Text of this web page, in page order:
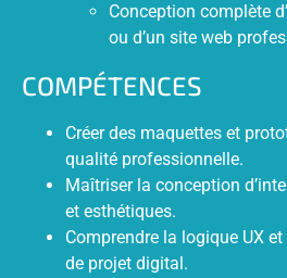
Conception complète
ou d’un site web
COMPÉTENCES
Créer des maquettes et
qualité professionnelle.
Maîtriser la conception
et esthétiques.
Comprendre la logique UX
de projet digital.